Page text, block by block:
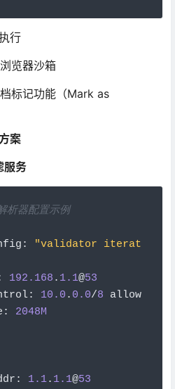
行
览器沙箱
标记功能（Mark as
案
服务
析器配置示例
:
"validator iterat
192.168 . 1.1@53
: 10.0 . 0.0/8 allow
: 2048M
: 1.1. 1.1@53